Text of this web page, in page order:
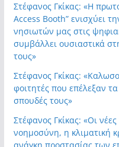
Στέφανος Γκίκας: «Η
Access Booth” ενισχύει
νησιωτών μας στις
συμβάλλει ουσιαστικά
τους»
Στέφανος Γκίκας:
φοιτητές που επέλεξαν
σπουδές τους»
Στέφανος Γκίκας: «Οι
νοημοσύνη, η κλιματική